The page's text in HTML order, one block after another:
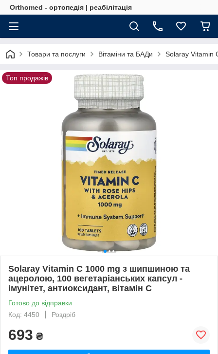
Orthomed - ортопедія | реабілітація
Товари та послуги Вітаміни та БАДи Solaray Vitamin
Топ продажів
Solaray Vitamin C 1000 mg з шипшиною та
ацеролою, 100 вегетаріанських капсул -
імунітет, антиоксидант, вітамін С
Готово до відправки
Код: 4450
Роздріб
693 ₴